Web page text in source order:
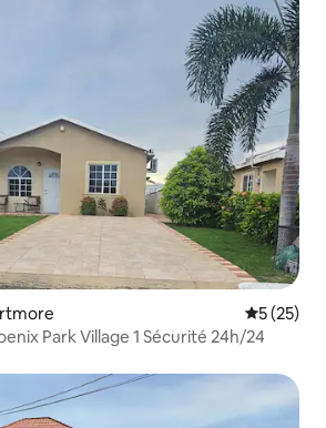
5 (25)
Suite Serene @ Phoenix Park Village 1 Sécurité 24h/24